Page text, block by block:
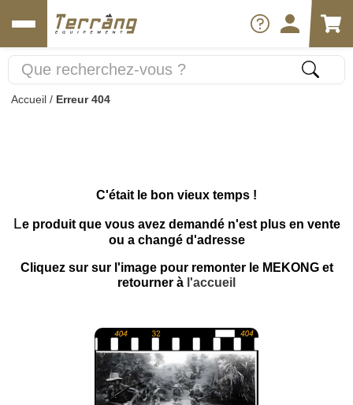
Accueil / Erreur 404
C'était le bon vieux temps !
Le produit que vous avez demandé n'est plus en vente
ou a changé d'adresse
Cliquez sur sur l'image pour remonter le MEKONG et
retourner à l'accueil